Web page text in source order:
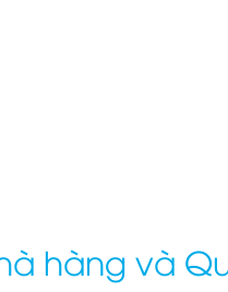
hàng và